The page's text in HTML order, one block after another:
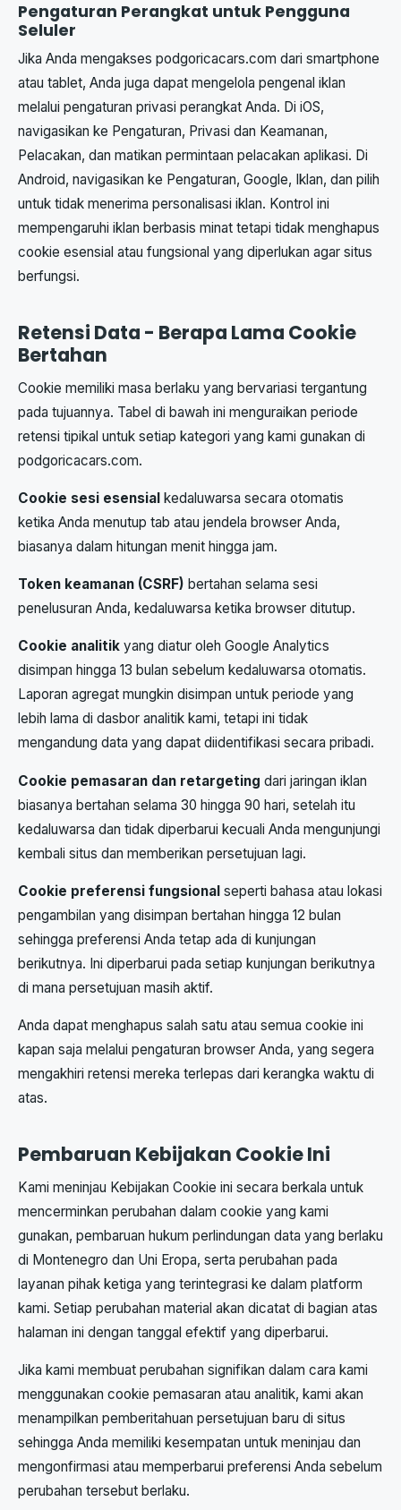
Pengaturan Perangkat untuk Pengguna
Seluler
Jika Anda mengakses podgoricacars.com dari smartphone
atau tablet, Anda juga dapat mengelola pengenal iklan
melalui pengaturan privasi perangkat Anda. Di iOS,
navigasikan ke Pengaturan, Privasi dan Keamanan,
Pelacakan, dan matikan permintaan pelacakan aplikasi. Di
Android, navigasikan ke Pengaturan, Google, Iklan, dan pilih
untuk tidak menerima personalisasi iklan. Kontrol ini
mempengaruhi iklan berbasis minat tetapi tidak menghapus
cookie esensial atau fungsional yang diperlukan agar situs
berfungsi.
Retensi Data - Berapa Lama Cookie
Bertahan
Cookie memiliki masa berlaku yang bervariasi tergantung
pada tujuannya. Tabel di bawah ini menguraikan periode
retensi tipikal untuk setiap kategori yang kami gunakan di
podgoricacars.com.
Cookie sesi esensial kedaluwarsa secara otomatis
ketika Anda menutup tab atau jendela browser Anda,
biasanya dalam hitungan menit hingga jam.
Token keamanan (CSRF) bertahan selama sesi
penelusuran Anda, kedaluwarsa ketika browser ditutup.
Cookie analitik yang diatur oleh Google Analytics
disimpan hingga 13 bulan sebelum kedaluwarsa otomatis.
Laporan agregat mungkin disimpan untuk periode yang
lebih lama di dasbor analitik kami, tetapi ini tidak
mengandung data yang dapat diidentifikasi secara pribadi.
Cookie pemasaran dan retargeting dari jaringan iklan
biasanya bertahan selama 30 hingga 90 hari, setelah itu
kedaluwarsa dan tidak diperbarui kecuali Anda mengunjungi
kembali situs dan memberikan persetujuan lagi.
Cookie preferensi fungsional seperti bahasa atau lokasi
pengambilan yang disimpan bertahan hingga 12 bulan
sehingga preferensi Anda tetap ada di kunjungan
berikutnya. Ini diperbarui pada setiap kunjungan berikutnya
di mana persetujuan masih aktif.
Anda dapat menghapus salah satu atau semua cookie ini
kapan saja melalui pengaturan browser Anda, yang segera
mengakhiri retensi mereka terlepas dari kerangka waktu di
atas.
Pembaruan Kebijakan Cookie Ini
Kami meninjau Kebijakan Cookie ini secara berkala untuk
mencerminkan perubahan dalam cookie yang kami
gunakan, pembaruan hukum perlindungan data yang berlaku
di Montenegro dan Uni Eropa, serta perubahan pada
layanan pihak ketiga yang terintegrasi ke dalam platform
kami. Setiap perubahan material akan dicatat di bagian atas
halaman ini dengan tanggal efektif yang diperbarui.
Jika kami membuat perubahan signifikan dalam cara kami
menggunakan cookie pemasaran atau analitik, kami akan
menampilkan pemberitahuan persetujuan baru di situs
sehingga Anda memiliki kesempatan untuk meninjau dan
mengonfirmasi atau memperbarui preferensi Anda sebelum
perubahan tersebut berlaku.